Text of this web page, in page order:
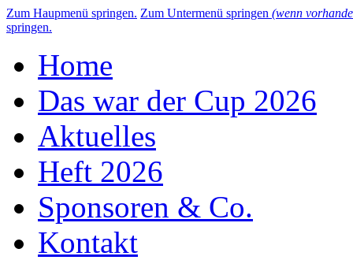
Zum Haupmenü springen. Zum Untermenü springen (wenn
springen.
Home
Das war der Cup 2026
Aktuelles
Heft 2026
Sponsoren & Co.
Kontakt